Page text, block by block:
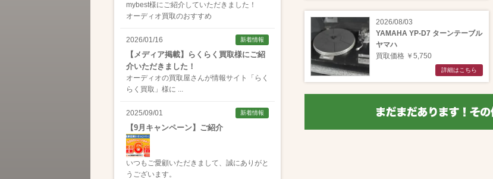
2026/08/03
YAMAHA YP-D7 ターンテーブル
ヤマハ
買取価格 ￥5,750
詳細はこちら
mybest様にご紹介していただきました！
オーディオ買取のおすすめ
2026/01/16 新着情報
【メディア掲載】らくらく買取様にご紹
介いただきました！
オーディオの買取屋さんが情報サイト「 らく
らく買取 」様に ...
2025/09/01 新着情報
【9月キャンペーン】ご紹介
いつもご愛顧いただきまして、誠にありがと
うございます。